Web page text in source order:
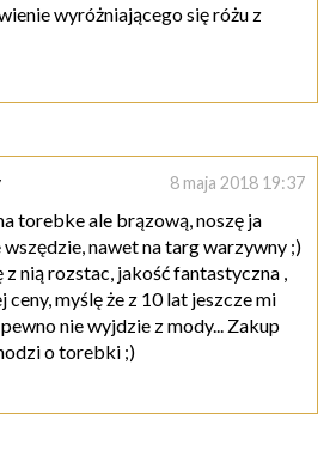
wyróżniającego się różu z
8 maja 2018 19:37
torebke ale brązową, noszę ja
nawet na targ warzywny ;)
z nią rozstac, jakość fantastyczna ,
ceny, myślę że z 10 lat jeszcze mi
pewno nie wyjdzie z mody... Zakup
o torebki ;)